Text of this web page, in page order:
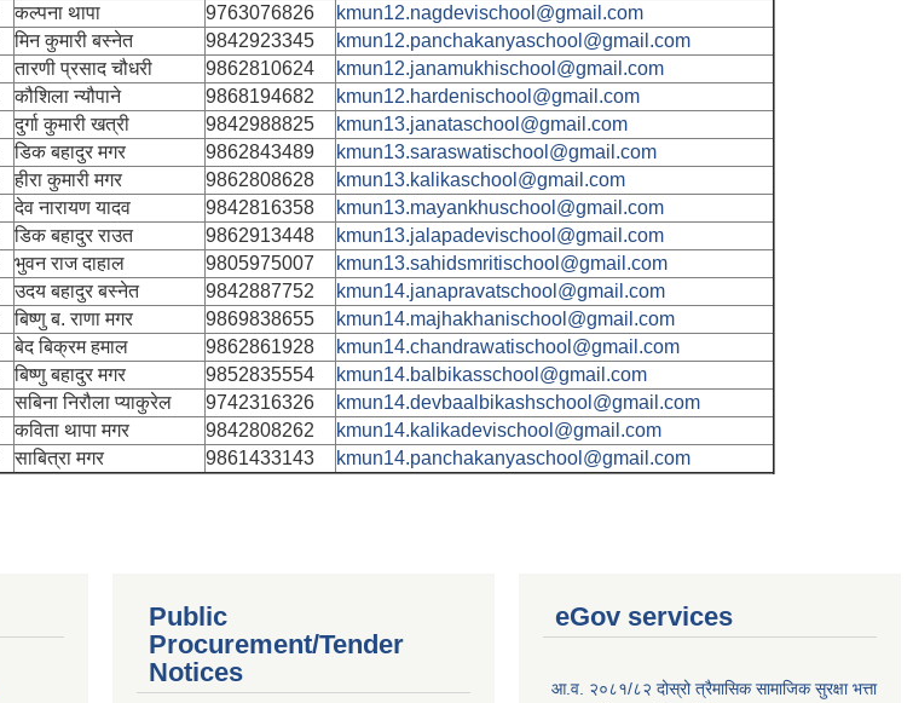
कल्पना थापा 9763076826
kmun12.nagdevischool@gmail.com
मिन कुमारी बस्नेत 9842923345
kmun12.panchakanyaschool@gmail.com
तारणी प्रसाद चौधरी 9862810624
kmun12.janamukhischool@gmail.com
कौशिला न्यौपाने 9868194682
kmun12.hardenischool@gmail.com
दुर्गा कुमारी खत्री 9842988825
kmun13.janataschool@gmail.com
डिक बहादुर मगर 9862843489
kmun13.saraswatischool@gmail.com
हीरा कुमारी मगर 9862808628
kmun13.kalikaschool@gmail.com
देव नारायण यादव 9842816358
kmun13.mayankhuschool@gmail.com
डिक बहादुर राउत 9862913448
kmun13.jalapadevischool@gmail.com
भुवन राज दाहाल 9805975007
kmun13.sahidsmritischool@gmail.com
उदय बहादुर बस्नेत 9842887752
kmun14.janapravatschool@gmail.com
बिष्णु ब. राणा मगर 9869838655
kmun14.majhakhanischool@gmail.com
बेद बिक्रम हमाल 9862861928
kmun14.chandrawatischool@gmail.com
बिष्णु बहादुर मगर 9852835554
kmun14.balbikasschool@gmail.com
सबिना निरौला प्याकुरेल 9742316326
kmun14.devbaalbikashschool@gmail.com
कविता थापा मगर 9842808262
kmun14.kalikadevischool@gmail.com
साबित्रा मगर 9861433143 kmun14.panchakanyaschool@gmail.com
Public
Procurement/Tender
Notices
eGov services
आ.व. २०८१/८२ दोस्रो त्रैमासिक सामाजिक सुरक्षा भत्ता